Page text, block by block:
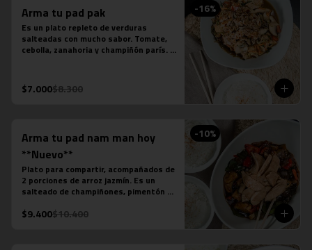
-16%
Arma tu pad pak
Es un plato repleto de verduras
salteadas con mucho sabor. Tomate,
cebolla, zanahoria y champiñón parís.
de pescado.
$7.000$8.300
-10%
Arma tu pad nam man hoy
**Nuevo**
Plato para compartir, acompañados de
2 porciones de arroz jazmín. Es un
salteado de champiñones, pimentón
verde, salsa de soya, salsa de ostra,
$9.400$10.400